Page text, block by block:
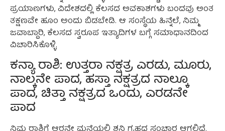
ಪ್ರಯಾಣಗಳು, ವಿದೇಶದಲ್ಲಿ ಕೆಲಸದ ಅವಕಾಶಗಳು ಬಂದವು ಅಂತ
ತಕ್ಷಣವೇ ಹೂಂ ಅಂದು ಬಿಡಬೇಡಿ. ಆ ಸಂಸ್ಥೆಯ ಹಿನ್ನೆಲೆ, ನಿಮ್ಮ
ಜವಾಬ್ದಾರಿ, ಕೆಲಸದ ಸ್ವರೂಪ ಇತ್ಯಾದಿಗಳ ಬಗ್ಗೆ ಸಮಾಧಾನದಿಂದ
ವಿಚಾರಿಸಿಕೊಳ್ಳಿ.
ಕನ್ಯಾ ರಾಶಿ: ಉತ್ತರಾ ನಕ್ಷತ್ರ ಎರಡು, ಮೂರು,
ನಾಲ್ಕನೇ ಪಾದ, ಹಸ್ತಾ ನಕ್ಷತ್ರದ ನಾಲ್ಕೂ
ಪಾದ, ಚಿತ್ತಾ ನಕ್ಷತ್ರದ ಒಂದು, ಎರಡನೇ
ಪಾದ